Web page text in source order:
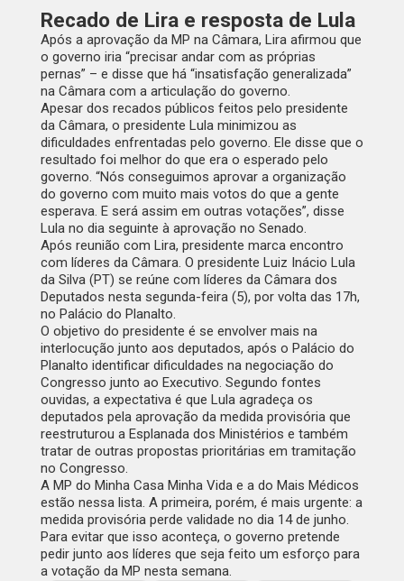
Recado de Lira e resposta de Lula
Após a aprovação da MP na Câmara, Lira afirmou que
o governo iria “precisar andar com as próprias
pernas” – e disse que há “insatisfação generalizada”
na Câmara com a articulação do governo.
Apesar dos recados públicos feitos pelo presidente
da Câmara, o presidente Lula minimizou as
dificuldades enfrentadas pelo governo. Ele disse que o
resultado foi melhor do que era o esperado pelo
governo. “Nós conseguimos aprovar a organização
do governo com muito mais votos do que a gente
esperava. E será assim em outras votações”, disse
Lula no dia seguinte à aprovação no Senado.
Após reunião com Lira, presidente marca encontro
com líderes da Câmara. O presidente Luiz Inácio Lula
da Silva (PT) se reúne com líderes da Câmara dos
Deputados nesta segunda-feira (5), por volta das 17h,
no Palácio do Planalto.
O objetivo do presidente é se envolver mais na
interlocução junto aos deputados, após o Palácio do
Planalto identificar dificuldades na negociação do
Congresso junto ao Executivo. Segundo fontes
ouvidas, a expectativa é que Lula agradeça os
deputados pela aprovação da medida provisória que
reestruturou a Esplanada dos Ministérios e também
tratar de outras propostas prioritárias em tramitação
no Congresso.
A MP do Minha Casa Minha Vida e a do Mais Médicos
estão nessa lista. A primeira, porém, é mais urgente: a
medida provisória perde validade no dia 14 de junho.
Para evitar que isso aconteça, o governo pretende
pedir junto aos líderes que seja feito um esforço para
a votação da MP nesta semana.